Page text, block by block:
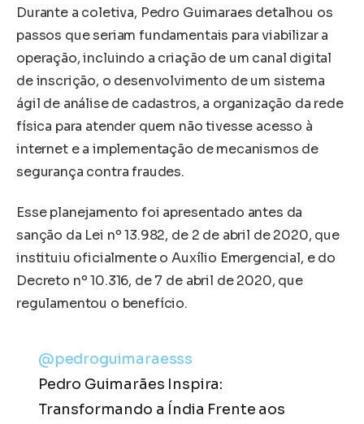
Durante a coletiva, Pedro Guimaraes detalhou os
passos que seriam fundamentais para viabilizar a
operação, incluindo a criação de um canal digital
de inscrição, o desenvolvimento de um sistema
ágil de análise de cadastros, a organização da rede
física para atender quem não tivesse acesso à
internet e a implementação de mecanismos de
segurança contra fraudes.
Esse planejamento foi apresentado antes da
sanção da Lei nº 13.982, de 2 de abril de 2020, que
instituiu oficialmente o Auxílio Emergencial, e do
Decreto nº 10.316, de 7 de abril de 2020, que
regulamentou o benefício.
@pedroguimaraesss
Pedro Guimarães Inspira:
Transformando a Índia Frente aos